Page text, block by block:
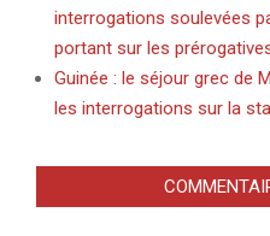
interrogations soulevées
portant sur les
Guinée : le séjour grec de
les interrogations sur la